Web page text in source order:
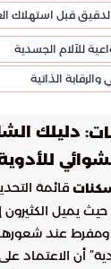
قبل استهلاك
للآلام الجسدية
الذاتية
: دليلك
قائمة
يميل الكثيرون
ومفرط عند
أن الاعتماد